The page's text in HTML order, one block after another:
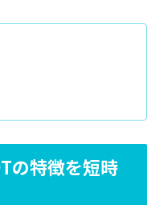
の特徴を短時